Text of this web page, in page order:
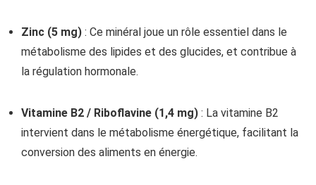
Zinc (5 mg) : Ce minéral joue un rôle essentiel dans le
métabolisme des lipides et des glucides, et contribue à
la régulation hormonale.
Vitamine B2 / Riboflavine (1,4 mg) : La vitamine B2
intervient dans le métabolisme énergétique, facilitant la
conversion des aliments en énergie.